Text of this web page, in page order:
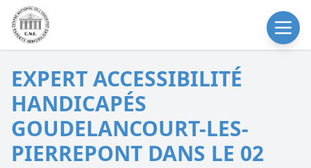
EXPERT ACCESSIBILITÉ
HANDICAPÉS
GOUDELANCOURT-LES-
PIERREPONT DANS LE 02